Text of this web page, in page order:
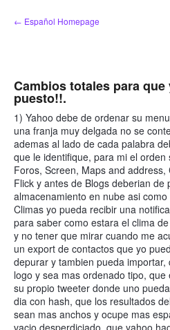
saltar
al
← Español Homepage
Cambios totales para
puesto!!.
1) Yahoo debe de ordenar su
una franja muy delgada no se
ademas al lado de cada palabra
que le identifique, para mi el orden
Foros, Screen, Maps and
Flick y antes de Blogs deberian de
almacenamiento en nube asi
Climas yo pueda recibir una
para saber como estara el clima
y no tener que mirar cuando me
un export de contactos que yo
depurar y tambien pueda
logo y sea mas ordenado tipo,
su propio tweeter donde uno
dia con hash, que los resultados
sean mas anchos y ocupe mas
vacio desperdiciado, que yahoo